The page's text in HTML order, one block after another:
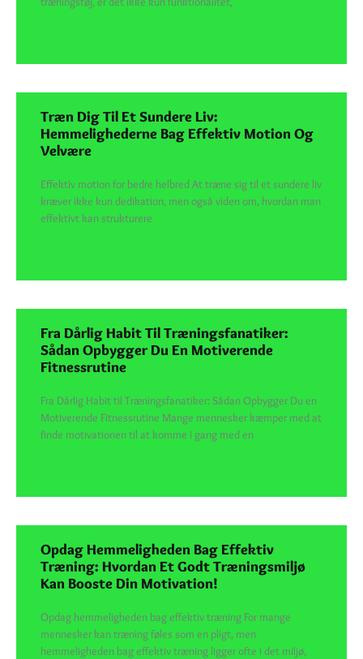
Træn Dig Til Et Sundere Liv:
Hemmelighederne Bag Effektiv Motion Og
Velvære
Effektiv motion for bedre helbred At træne sig til et sundere liv
kræver ikke kun dedikation, men også viden om, hvordan man
effektivt kan strukturere
Fra Dårlig Habit Til Træningsfanatiker:
Sådan Opbygger Du En Motiverende
Fitnessrutine
Fra Dårlig Habit til Træningsfanatiker: Sådan Opbygger Du en
Motiverende Fitnessrutine Mange mennesker kæmper med at
finde motivationen til at komme i gang med en
Opdag Hemmeligheden Bag Effektiv
Træning: Hvordan Et Godt Træningsmiljø
Kan Booste Din Motivation!
Opdag hemmeligheden bag effektiv træning For mange
mennesker kan træning føles som en pligt, men
hemmeligheden bag effektiv træning ligger ofte i det miljø,